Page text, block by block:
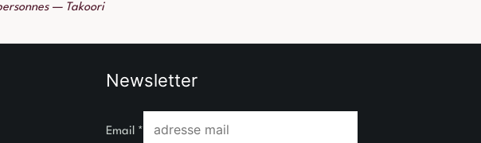
— Takoori
Newsletter
Email *